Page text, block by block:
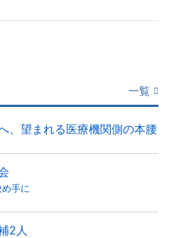
一覧
、望まれる医療機関側の本腰
手に
2人